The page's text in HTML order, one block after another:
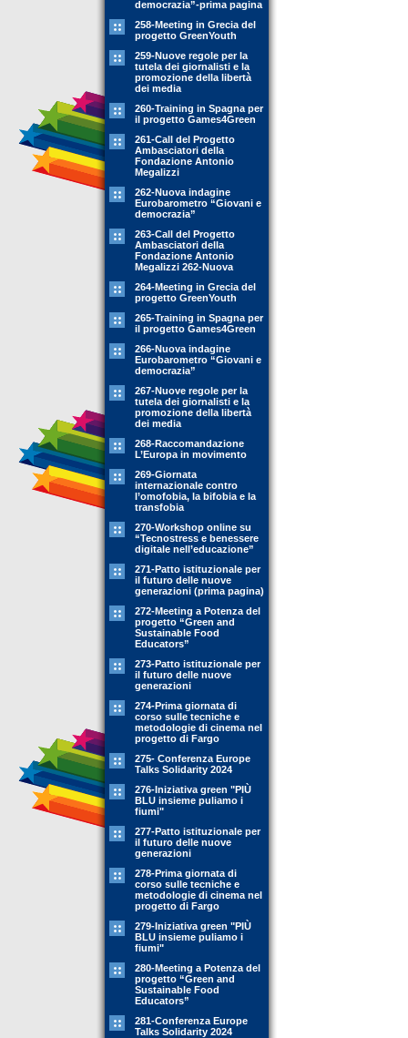
democrazia”-prima pagina
258-Meeting in Grecia del
progetto GreenYouth
259-Nuove regole per la
tutela dei giornalisti e la
promozione della libertà
dei media
260-Training in Spagna per
il progetto Games4Green
261-Call del Progetto
Ambasciatori della
Fondazione Antonio
Megalizzi
262-Nuova indagine
Eurobarometro “Giovani e
democrazia”
263-Call del Progetto
Ambasciatori della
Fondazione Antonio
Megalizzi 262-Nuova
264-Meeting in Grecia del
progetto GreenYouth
265-Training in Spagna per
il progetto Games4Green
266-Nuova indagine
Eurobarometro “Giovani e
democrazia”
267-Nuove regole per la
tutela dei giornalisti e la
promozione della libertà
dei media
268-Raccomandazione
L’Europa in movimento
269-Giornata
internazionale contro
l’omofobia, la bifobia e la
transfobia
270-Workshop online su
“Tecnostress e benessere
digitale nell’educazione”
271-Patto istituzionale per
il futuro delle nuove
generazioni (prima pagina)
272-Meeting a Potenza del
progetto “Green and
Sustainable Food
Educators”
273-Patto istituzionale per
il futuro delle nuove
generazioni
274-Prima giornata di
corso sulle tecniche e
metodologie di cinema nel
progetto di Fargo
275- Conferenza Europe
Talks Solidarity 2024
276-Iniziativa green "PIÙ
BLU insieme puliamo i
fiumi"
277-Patto istituzionale per
il futuro delle nuove
generazioni
278-Prima giornata di
corso sulle tecniche e
metodologie di cinema nel
progetto di Fargo
279-Iniziativa green "PIÙ
BLU insieme puliamo i
fiumi"
280-Meeting a Potenza del
progetto “Green and
Sustainable Food
Educators”
281-Conferenza Europe
Talks Solidarity 2024